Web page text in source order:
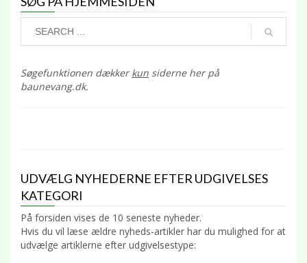
Søgefunktionen dækkerkun siderne her på
baunevang.dk.
UDVÆLG NYHEDERNE EFTER UDGIVELSES
KATEGORI
På forsiden vises de 10 seneste nyheder.
Hvis du vil læse ældre nyheds-artikler har du mulighed for at
udvælge artiklerne efter udgivelsestype: